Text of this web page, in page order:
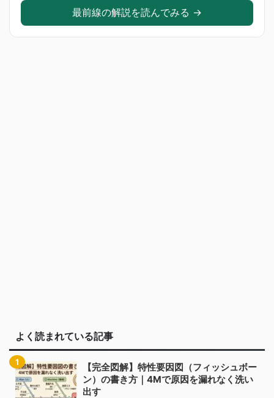
最前線の解説を読んでみる →
よく読まれている記事
【完全図解】特性要因図（フィッシュボー
ン）の書き方｜4Mで原因を漏れなく洗い
出す